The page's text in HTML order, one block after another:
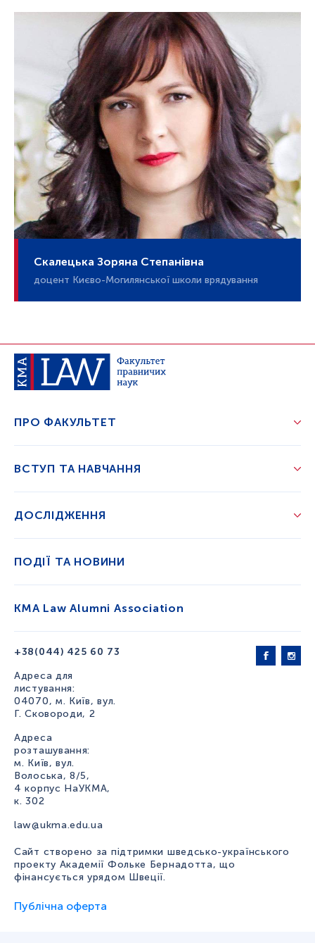
Скалецька Зоряна Степанівна
доцент Києво-Могилянської школи врядування
+38(044) 425 60 73
Адреса для
листування:
04070, м. Київ, вул.
Г. Сковороди, 2
Адреса
розташування:
м. Київ, вул.
Волоська, 8/5,
4 корпус НаУКМА,
к. 302
law@ukma.edu.ua
ПРО ФАКУЛЬТЕТ
ВСТУП ТА НАВЧАННЯ
ДОСЛІДЖЕННЯ
ПОДІЇ ТА НОВИНИ
KMA Law Alumni Association
Сайт створено за підтримки шведсько-українського
проекту Академії Фольке Бернадотта, що
фінансується урядом Швеції.
Публічна оферта